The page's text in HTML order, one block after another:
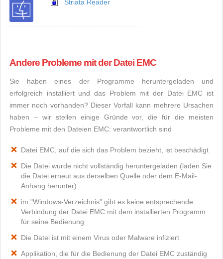
Striata Reader
Andere Probleme mit der Datei EMC
Sie haben eines der Programme heruntergeladen und
erfolgreich installiert und das Problem mit der Datei EMC ist
immer noch vorhanden? Dieser Vorfall kann mehrere Ursachen
haben – wir stellen einige Gründe vor, die für die meisten
Probleme mit den Dateien EMC: verantwortlich sind
Datei EMC, auf die sich das Problem bezieht, ist beschädigt
Die Datei wurde nicht vollständig heruntergeladen (laden Sie
die Datei erneut aus derselben Quelle oder dem E-Mail-
Anhang herunter)
im "Windows-Verzeichnis" gibt es keine entsprechende
Verbindung der Datei EMC mit dem installierten Programm
für seine Bedienung
Die Datei ist mit einem Virus oder Malware infiziert
Applikation, die für die Bedienung der Datei EMC zuständig